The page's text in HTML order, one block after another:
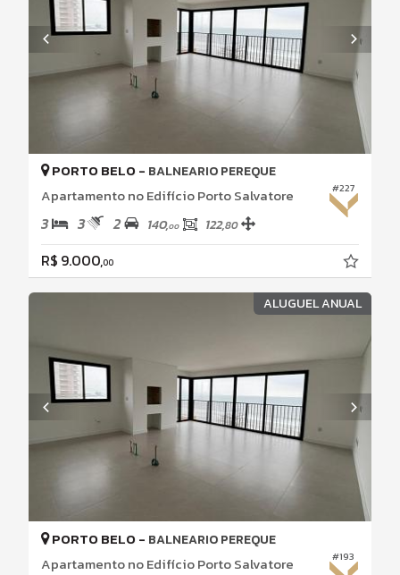
#227
PORTO BELO - BALNEARIO PEREQUE
Apartamento no Edifício Porto Salvatore
3 3 2 140,00 122,80
R$ 9.000,00
ALUGUEL ANUAL
#193
PORTO BELO - BALNEARIO PEREQUE
Apartamento no Edifício Porto Salvatore